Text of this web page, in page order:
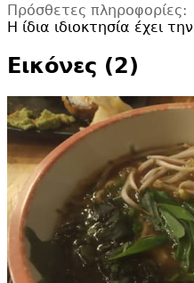
Πρόσθετες πληροφορίες:
Η ίδια ιδιοκτησία έχει την
Εικόνες (2)